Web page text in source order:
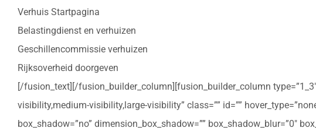
Verhuis Startpagina
Belastingdienst en verhuizen
Geschillencommissie verhuizen
Rijksoverheid doorgeven
[/fusion_text][/fusion_builder_column][fusion_builder_column
visibility,medium-visibility,large-visibility” class=”” id=””
box_shadow=”no” dimension_box_shadow=”” box_shadow_blur=”0″